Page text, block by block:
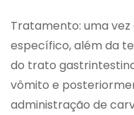
Tratamento: uma
específico, além da
do trato
vômito e
administração de